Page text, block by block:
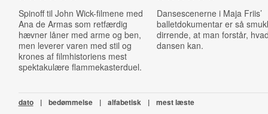
Spinoff til John Wick-filmene med
Ana de Armas som retfærdig
hævner låner med arme og ben,
men leverer varen med stil og
krones af filmhistoriens mest
spektakulære flammekasterduel.
Dansescenerne i Maja Friis’
balletdokumentar er så
dirrende, at man forstår,
dansen kan.
dato | bedømmelse | alfabetisk | mest læste